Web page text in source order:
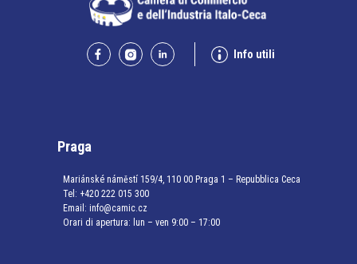
Info utili
Praga
Mariánské náměstí 159/4, 110 00 Praga 1 – Repubblica Ceca
Tel: +420 222 015 300
Email: info@camic.cz
Orari di apertura: lun – ven 9:00 – 17:00